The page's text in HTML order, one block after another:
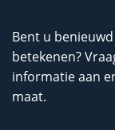
Bent u
betekenen?
informatie aan
maat.